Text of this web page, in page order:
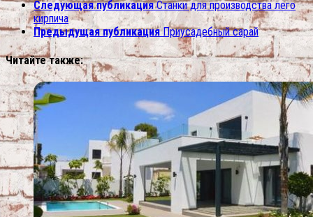
Следующая публикация Станки для производства лего
кирпича
Предыдущая публикация Приусадебный сарай
Читайте также: